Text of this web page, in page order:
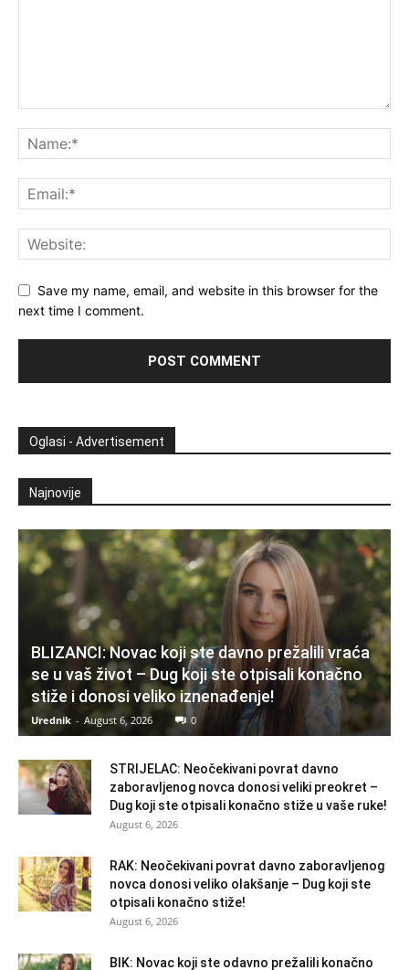
Save my name, email, and website in this browser for the
next time I comment.
Oglasi - Advertisement
Najnovije
BLIZANCI: Novac koji ste davno prežalili vraća
se u vaš život – Dug koji ste otpisali konačno
stiže i donosi veliko iznenađenje!
Urednik - August 6, 2026 0
STRIJELAC: Neočekivani povrat davno
zaboravljenog novca donosi veliki preokret –
Dug koji ste otpisali konačno stiže u vaše ruke!
August 6, 2026
RAK: Neočekivani povrat davno zaboravljenog
novca donosi veliko olakšanje – Dug koji ste
otpisali konačno stiže!
August 6, 2026
BIK: Novac koji ste odavno prežalili konačno